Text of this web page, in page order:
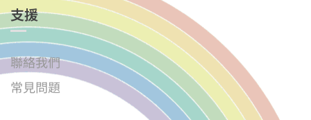
支援
聯絡我們
常見問題